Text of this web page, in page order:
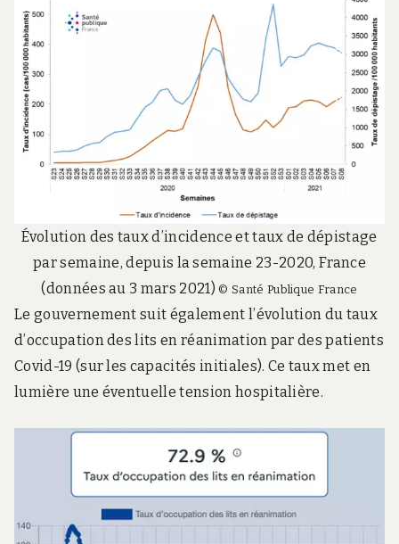
Évolution des taux d’incidence et taux de dépistage
par semaine, depuis la semaine 23-2020, France
(données au 3 mars 2021) © Santé Publique France
Le gouvernement suit également l’évolution du taux
d’occupation des lits en réanimation par des patients
Covid-19 (sur les capacités initiales). Ce taux met en
lumière une éventuelle tension hospitalière.